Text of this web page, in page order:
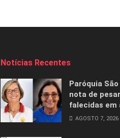
Notícias Recentes
Paróquia
nota de
falecidas em
AGOSTO 7, 2026